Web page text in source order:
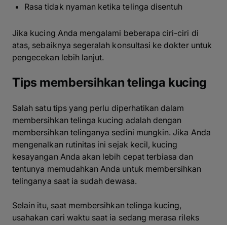
Rasa tidak nyaman ketika telinga disentuh
Jika kucing Anda mengalami beberapa ciri-ciri di
atas, sebaiknya segeralah konsultasi ke dokter untuk
pengecekan lebih lanjut.
Tips membersihkan telinga kucing
Salah satu tips yang perlu diperhatikan dalam
membersihkan telinga kucing adalah dengan
membersihkan telinganya sedini mungkin. Jika Anda
mengenalkan rutinitas ini sejak kecil, kucing
kesayangan Anda akan lebih cepat terbiasa dan
tentunya memudahkan Anda untuk membersihkan
telinganya saat ia sudah dewasa.
Selain itu, saat membersihkan telinga kucing,
usahakan cari waktu saat ia sedang merasa rileks